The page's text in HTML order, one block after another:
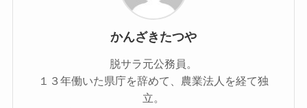
かんざきたつや
脱サラ元公務員。
１３年働いた県庁を辞めて、農業法人を経て独
立。